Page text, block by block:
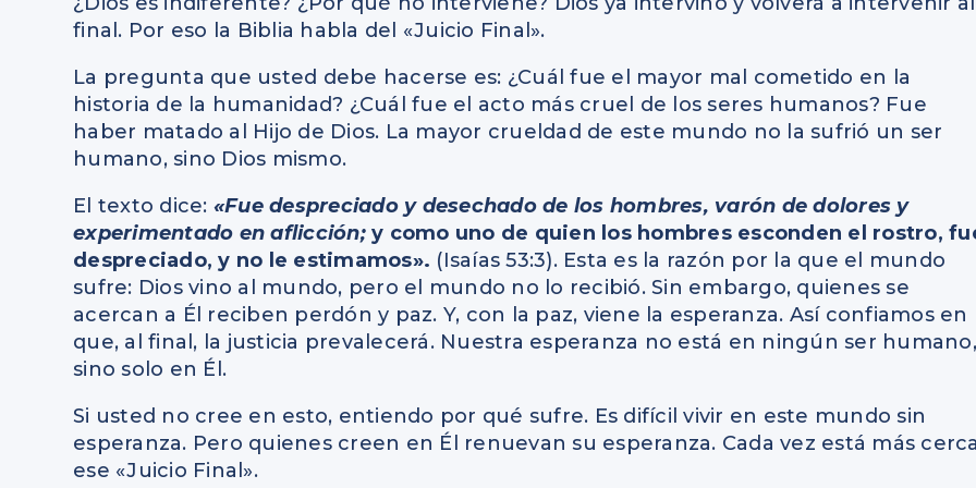
final. Por eso la Biblia habla del «Juicio Final».
La pregunta que usted debe hacerse es: ¿Cuál fue el mayor mal cometido en la
historia de la humanidad? ¿Cuál fue el acto más cruel de los seres humanos? Fue
haber matado al Hijo de Dios. La mayor crueldad de este mundo no la sufrió un ser
humano, sino Dios mismo.
El texto dice: «Fue despreciado y desechado de los hombres, varón de dolores y
experimentado en aflicción;y como uno de quien los hombres esconden el rostro,
despreciado, y no le estimamos». (Isaías 53:3). Esta es la razón por la que el mundo
sufre: Dios vino al mundo, pero el mundo no lo recibió. Sin embargo, quienes se
acercan a Él reciben perdón y paz. Y, con la paz, viene la esperanza. Así confiamos en
que, al final, la justicia prevalecerá. Nuestra esperanza no está en ningún ser humano,
sino solo en Él.
Si usted no cree en esto, entiendo por qué sufre. Es difícil vivir en este mundo sin
esperanza. Pero quienes creen en Él renuevan su esperanza. Cada vez está más cerca
ese «Juicio Final».